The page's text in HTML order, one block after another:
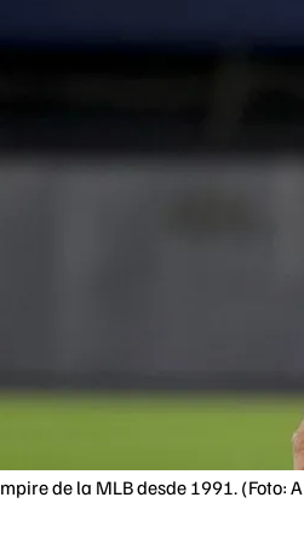
de la MLB desde 1991. (Foto: